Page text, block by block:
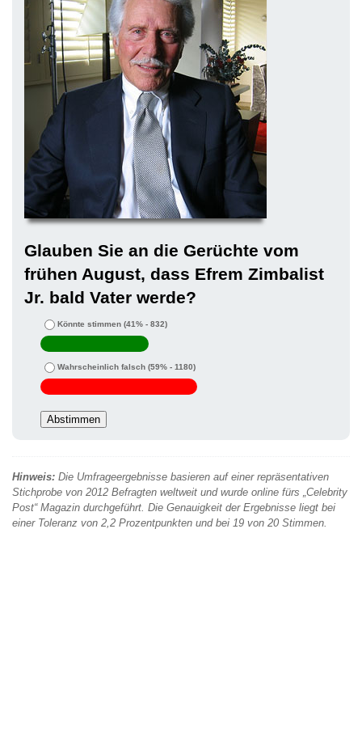
Glauben Sie an die Gerüchte vom
frühen August, dass Efrem Zimbalist
Jr. bald Vater werde?
Könnte stimmen (41% - 832)
Wahrscheinlich falsch (59% - 1180)
Hinweis: Die Umfrageergebnisse basieren auf einer repräsentativen
Stichprobe von 2012 Befragten weltweit und wurde online fürs „Celebrity
Post“ Magazin durchgeführt. Die Genauigkeit der Ergebnisse liegt bei
einer Toleranz von 2,2 Prozentpunkten und bei 19 von 20 Stimmen.